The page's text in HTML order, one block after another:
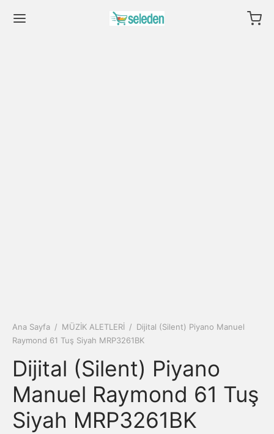
Ana Sayfa / MÜZİK ALETLERİ / Dijital (Silent) Piyano Manuel
Raymond 61 Tuş Siyah MRP3261BK
Dijital (Silent) Piyano
Manuel Raymond 61 Tuş
Siyah MRP3261BK